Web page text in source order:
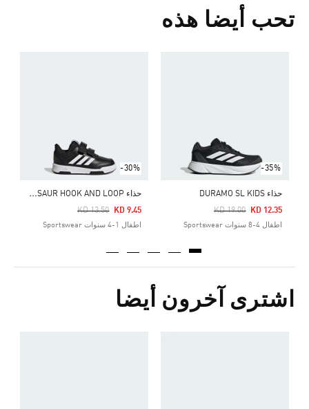
تحب أيضا هذه
-35%
حذاء DURAMO SL KIDS
Price Reduced From
KD 19.00
To KD 12.35
اطفال 4-8 سنوات Sportswear
-30%
ح
ذاء TENSAUR HOOK AND LOOP
Price Reduced From
KD 13.50
To KD 9.45
اطفال 1-4 سنوات Sportswear
اشترى آخرون أيضا